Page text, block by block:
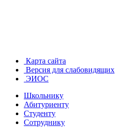
Карта сайта
Версия для слабовидящих
ЭИОС
Школьнику
Абитуриенту
Студенту
Сотруднику